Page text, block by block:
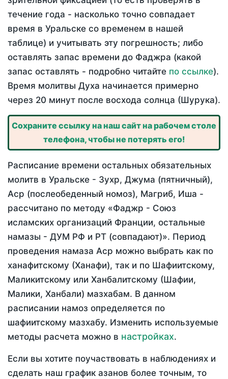
течение года - насколько точно совпадает
время в Уральске со временем в нашей
таблице) и учитывать эту погрешность; либо
оставлять запас времени до Фаджра (какой
запас оставлять - подробно читайте по ссылке).
Время молитвы Духа начинается примерно
через 20 минут после восхода солнца (Шурука).
Сохраните ссылку на наш сайт на рабочем столе
телефона, чтобы не потерять его!
Расписание времени остальных обязательных
молитв в Уральске - Зухр, Джума (пятничный),
Аср (послеобеденный номоз), Магриб, Иша -
рассчитано по методу «Фаджр - Союз
исламских организаций Франции, остальные
намазы - ДУМ РФ и РТ (совпадают)». Период
проведения намаза Аср можно выбрать как по
ханафитскому (Ханафи), так и по Шафиитскому,
Маликитскому или Ханбалитскому (Шафии,
Малики, Ханбали) мазхабам. В данном
расписании намоз определяется по
шафиитскому мазхабу. Изменить используемые
методы расчета можно в настройках.
Если вы хотите поучаствовать в наблюдениях и
сделать наш график азанов более точным, то